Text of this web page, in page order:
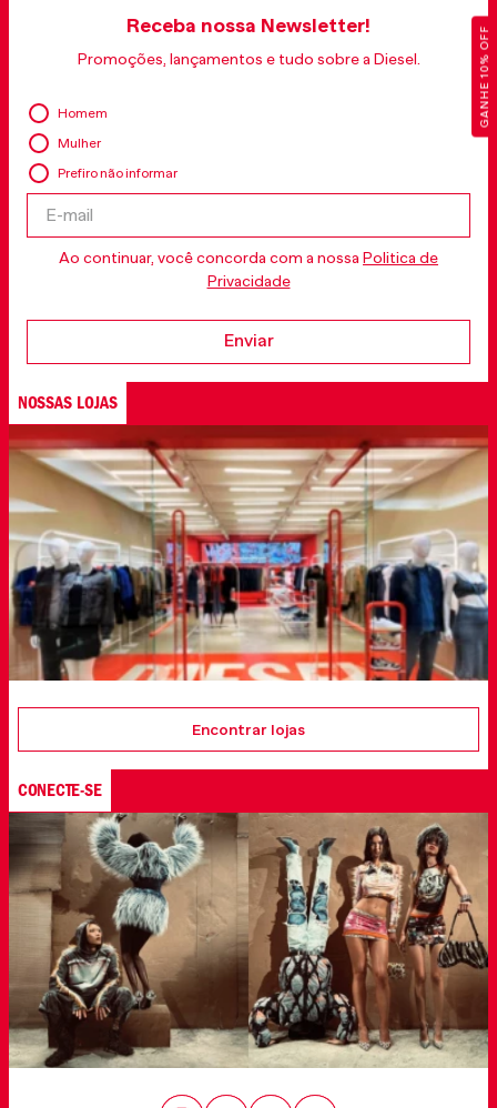
GANHE 10% OFF
Receba nossa Newsletter!
Promoções, lançamentos e tudo sobre a Diesel.
Homem
Mulher
Prefiro não informar
Ao continuar, você concorda com a nossa Politica de
Privacidade
Enviar
NOSSAS LOJAS
Encontrar lojas
CONECTE-SE